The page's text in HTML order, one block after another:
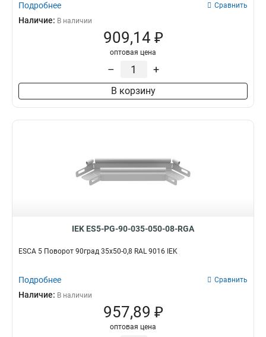
Подробнее Сравнить
Наличие: В наличии
909,14 ₽
оптовая цена
– +
В корзину
IEK ES5-PG-90-035-050-08-RGA
ESCA 5 Поворот 90град 35х50-0,8 RAL 9016 IEK
Подробнее Сравнить
Наличие: В наличии
957,89 ₽
оптовая цена